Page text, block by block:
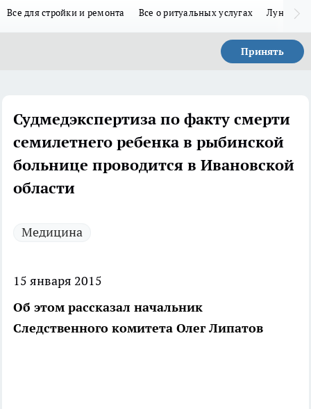
Все для стройки и ремонта Все о ритуальных услугах Лунно-
Принять
Судмедэкспертиза по факту смерти
семилетнего ребенка в рыбинской
больнице проводится в Ивановской
области
Медицина
15 января 2015
Об этом рассказал начальник
Следственного комитета Олег Липатов